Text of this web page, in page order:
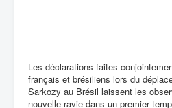
Les déclarations faites
français et brésiliens lors du
Sarkozy au Brésil laissent les
nouvelle ravie dans un premier